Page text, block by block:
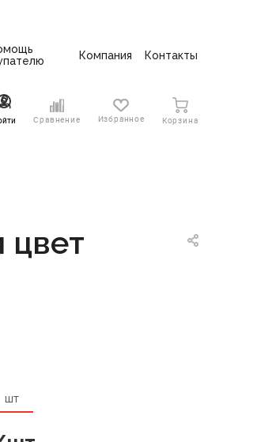
Компания Контакты
Сравнение Избранное Корзина
шт